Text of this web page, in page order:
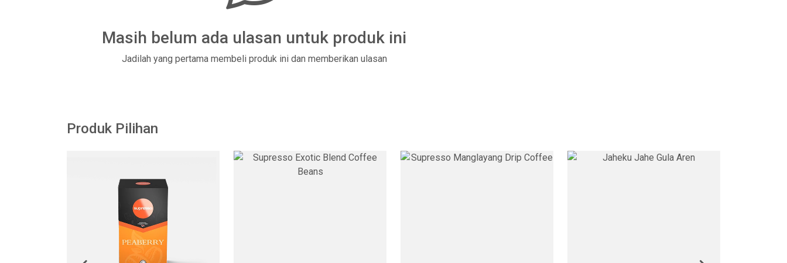
Masih belum ada ulasan untuk produk ini
Jadilah yang pertama membeli produk ini dan memberikan ulasan
Produk Pilihan